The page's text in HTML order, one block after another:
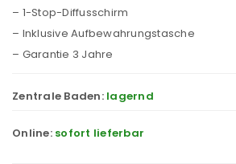
– 1-Stop-Diffusschirm
– Inklusive Aufbewahrungstasche
– Garantie 3 Jahre
Zentrale Baden: lagernd
Online: sofort lieferbar